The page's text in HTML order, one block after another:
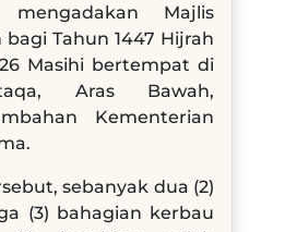
Majlis
Tahun 1447 Hijrah
Masihi bertempat di
Aras Bawah,
Kementerian
sebanyak dua (2)
(3) bahagian kerbau